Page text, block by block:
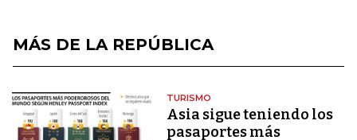
MÁS DE LA REPÚBLICA
TURISMO
Asia sigue teniendo los
pasaportes más